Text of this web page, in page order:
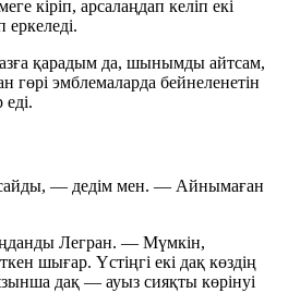
кіріп, арсалаңдап келіп екі
қарадым да, шынымды айтсам,
гөрі эмблемаларда бейнеленетін
еді.
— дедім мен. — Айнымаған
Легран. — Мүмкін,
шығар. Үстіңгі екі дақ көздің
дақ — ауыз сияқты көрінуі